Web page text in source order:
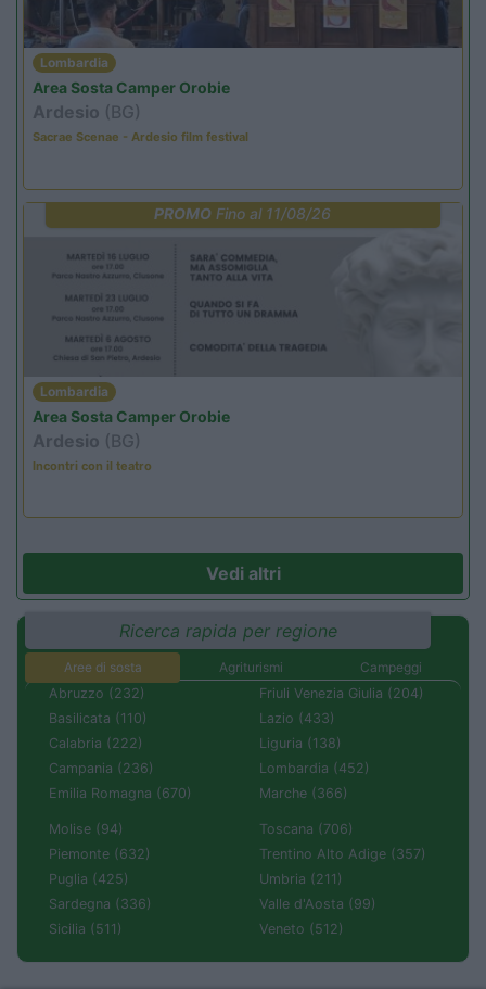
Lombardia
Area Sosta Camper Orobie
Ardesio (BG)
Sacrae Scenae - Ardesio film festival
PROMO Fino al 11/08/26
Lombardia
Area Sosta Camper Orobie
Ardesio (BG)
Incontri con il teatro
Vedi altri
Ricerca rapida per regione
Aree di sosta Agriturismi
Campeggi
Abruzzo (232)
Basilicata (110)
Calabria (222)
Campania (236)
Emilia Romagna (670)
Friuli Venezia Giulia (204)
Lazio (433)
Liguria (138)
Lombardia (452)
Marche (366)
Molise (94)
Piemonte (632)
Puglia (425)
Sardegna (336)
Sicilia (511)
Toscana (706)
Trentino Alto Adige (357)
Umbria (211)
Valle d'Aosta (99)
Veneto (512)